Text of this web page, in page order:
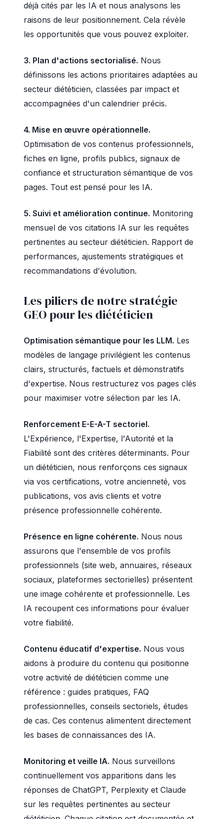
déjà cités par les IA et nous analysons les
raisons de leur positionnement. Cela révèle
les opportunités que vous pouvez exploiter.
3. Plan d'actions sectorialisé. Nous
définissons les actions prioritaires adaptées au
secteur diététicien, classées par impact et
accompagnées d'un calendrier précis.
4. Mise en œuvre opérationnelle.
Optimisation de vos contenus professionnels,
fiches en ligne, profils publics, signaux de
confiance et structuration sémantique de vos
pages. Tout est pensé pour les IA.
5. Suivi et amélioration continue. Monitoring
mensuel de vos citations IA sur les requêtes
pertinentes au secteur diététicien. Rapport de
performances, ajustements stratégiques et
recommandations d'évolution.
Les piliers de notre stratégie
GEO pour les diététicien
Optimisation sémantique pour les LLM. Les
modèles de langage privilégient les contenus
clairs, structurés, factuels et démonstratifs
d'expertise. Nous restructurez vos pages clés
pour maximiser votre sélection par les IA.
Renforcement E-E-A-T sectoriel.
L'Expérience, l'Expertise, l'Autorité et la
Fiabilité sont des critères déterminants. Pour
un diététicien, nous renforçons ces signaux
via vos certifications, votre ancienneté, vos
publications, vos avis clients et votre
présence professionnelle cohérente.
Présence en ligne cohérente. Nous nous
assurons que l'ensemble de vos profils
professionnels (site web, annuaires, réseaux
sociaux, plateformes sectorielles) présentent
une image cohérente et professionnelle. Les
IA recoupent ces informations pour évaluer
votre fiabilité.
Contenu éducatif d'expertise. Nous vous
aidons à produire du contenu qui positionne
votre activité de diététicien comme une
référence : guides pratiques, FAQ
professionnelles, conseils sectoriels, études
de cas. Ces contenus alimentent directement
les bases de connaissances des IA.
Monitoring et veille IA. Nous surveillons
continuellement vos apparitions dans les
réponses de ChatGPT, Perplexity et Claude
sur les requêtes pertinentes au secteur